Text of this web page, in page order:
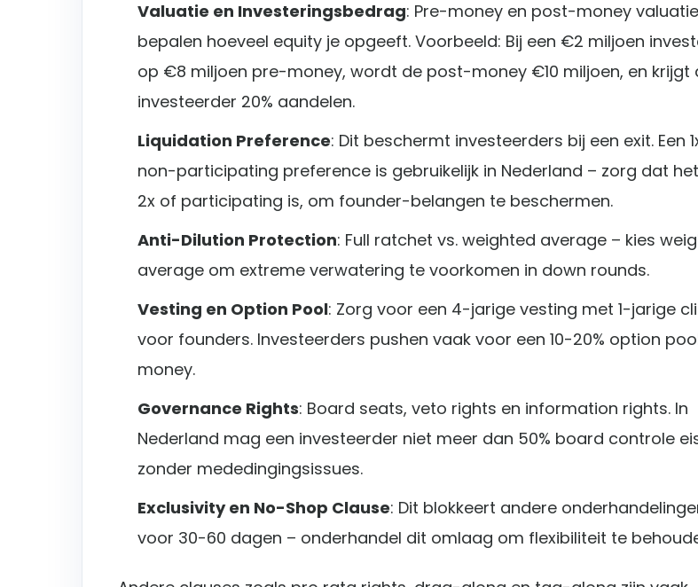
Valuatie en Investeringsbedrag: Pre-money en post-money valuatie
bepalen hoeveel equity je opgeeft. Voorbeeld: Bij een €2 miljoen
op €8 miljoen pre-money, wordt de post-money €10 miljoen, en krijgt
investeerder 20% aandelen.
Liquidation Preference: Dit beschermt investeerders bij een exit. Een
non-participating preference is gebruikelijk in Nederland – zorg dat
2x of participating is, om founder-belangen te beschermen.
Anti-Dilution Protection: Full ratchet vs. weighted average – kies
average om extreme verwatering te voorkomen in down rounds.
Vesting en Option Pool: Zorg voor een 4-jarige vesting met 1-jarige
voor founders. Investeerders pushen vaak voor een 10-20% option
money.
Governance Rights: Board seats, veto rights en information rights. In
Nederland mag een investeerder niet meer dan 50% board controle
zonder mededingingsissues.
Exclusivity en No-Shop Clause: Dit blokkeert andere
voor 30-60 dagen – onderhandel dit omlaag om flexibiliteit te